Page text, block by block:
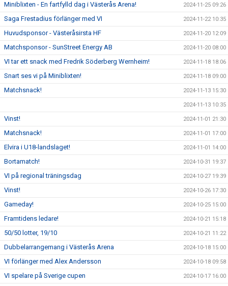
Miniblixten - En fartfylld dag i Västerås Arena! 2024-11-25 09:26
Saga Frestadius förlänger med VI 2024-11-22 10:35
Huvudsponsor - Västeråsirsta HF 2024-11-20 12:09
Matchsponsor - SunStreet Energy AB 2024-11-20 08:00
VI tar ett snack med Fredrik Söderberg Wernheim! 2024-11-18 18:06
Snart ses vi på Miniblixten! 2024-11-18 09:00
Matchsnack! 2024-11-13 15:30
2024-11-13 10:35
Vinst! 2024-11-01 21:30
Matchsnack! 2024-11-01 17:00
Elvira i U18-landslaget! 2024-11-01 14:00
Bortamatch! 2024-10-31 19:37
VI på regional träningsdag 2024-10-27 19:39
Vinst! 2024-10-26 17:30
Gameday! 2024-10-25 15:00
Framtidens ledare! 2024-10-21 15:18
50/50 lotter, 19/10 2024-10-21 11:22
Dubbelarrangemang i Västerås Arena 2024-10-18 15:00
VI förlänger med Alex Andersson 2024-10-18 09:58
VI spelare på Sverige cupen 2024-10-17 16:00